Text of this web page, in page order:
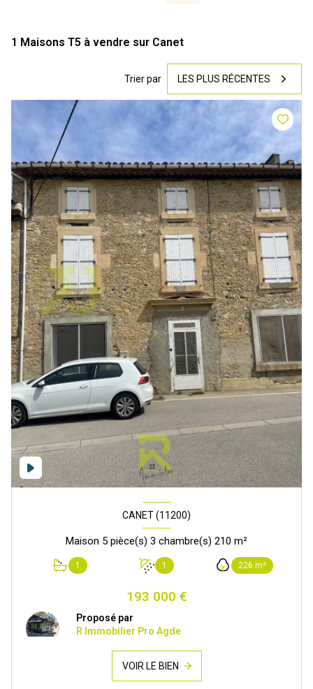
1 Maisons T5 à vendre sur Canet
Trier par LES PLUS RÉCENTES
CANET (11200)
Maison 5 pièce(s) 3 chambre(s) 210 m²
1 1 226 m²
193 000 €
Proposé par
R Immobilier Pro Agde
VOIR LE BIEN